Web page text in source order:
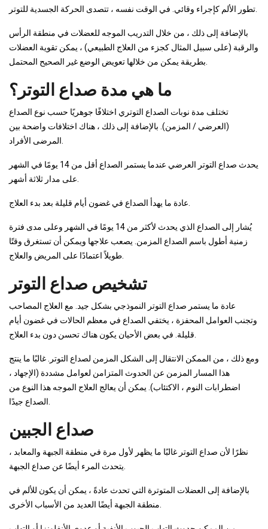
بالإضافة إلى ذلك ، من خلال التدريب الموجه للعضلات في منطقة الرأس
والرقبة (على سبيل المثال كجزء من العلاج الطبيعي) ، يمكن تقوية العضلات
ما هي مدة صداع التوتر؟
تختلف مدة نوبات الصداع التوتري اختلافًا جوهريًا حسب نوع الصداع
(العرضي / المزمن). بالإضافة إلى ذلك ، هناك اختلافات واضحة بين
يحدث صداع التوتر العرضي عندما يستمر الصداع أقل من 14 يومًا في الشهر
يُشار إلى الصداع الذي يحدث لأكثر من 14 يومًا في الشهر وعلى مدى فترة
زمنية أطول باسم الصداع المزمن. يصعب علاجها ويمكن أن تستغرق وقتًا
تشخيص صداع التوتر
عادة ما يستمر صداع التوتر النموذجي بشكل جيد. مع العلاج المصاحب
وتجنب العوامل المحفزة ، يختفي الصداع في معظم الحالات في غضون أيام
ومع ذلك ، من الممكن الانتقال إلى الشكل المزمن لصداع التوتر. غالبًا ما ينتج
هذا المسار المزمن عن الحدوث المتزامن لعوامل مشددة (الإجهاد ،
اضطرابات النوم ، الاكتئاب). يمكن أن يعالج العلاج الموجه هذا النوع من
صداع الجبين
نظرًا لأن صداع التوتر غالبًا ما يظهر لأول مرة في منطقة الجبهة والمعابد ،
بالإضافة إلى العضلات المتوترة التي تحدث عادةً ، يمكن أن يكون للألم في